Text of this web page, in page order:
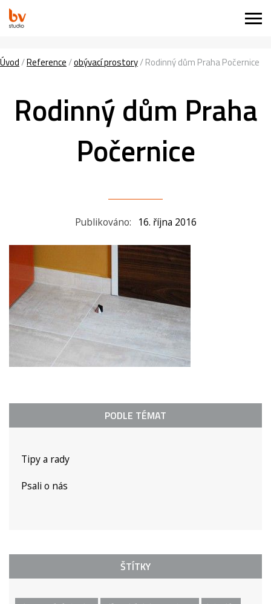
Úvod/Reference/obývací prostory/Rodinný dům Praha Počernice
Rodinný dům Praha
Počernice
Publikováno: 16. října 2016
PODLE TÉMAT
Tipy a rady
Psali o nás
ŠTÍTKY